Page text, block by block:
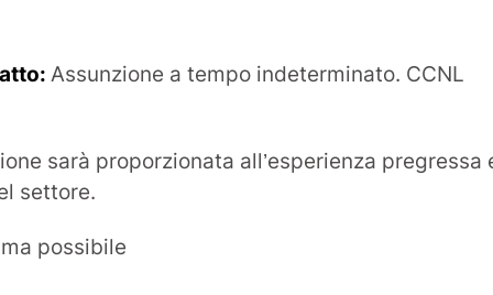
Assunzione a tempo indeterminato. CCNL
sarà proporzionata all’esperienza pregressa
settore.
possibile